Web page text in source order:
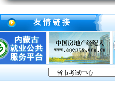
友 情 链 接